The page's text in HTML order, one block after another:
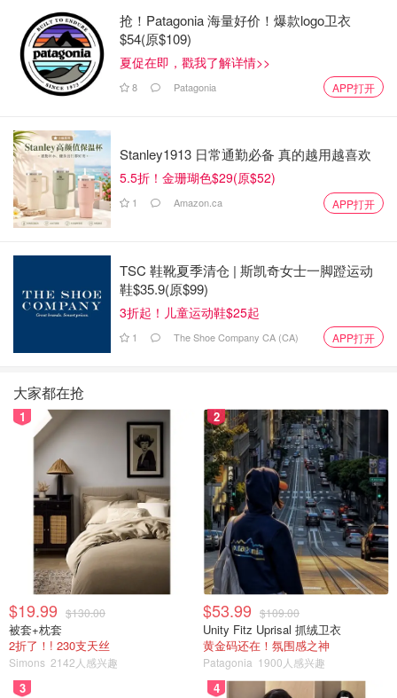
叶子变棕黄，我把棕色叶子剪掉了。这个又叫corn plant因
为像玉米杆一样，如果剪掉一个小头泡在水里还会生根，可
以再种在土里，这个就是我重新种的。叶子太多了我没一个
一个擦过，基本就是放在浴室里和我一起冲个澡，满足了去
抢！Patagonia 海量好价！爆款logo卫衣
$54(原$109)
夏促在即，戳我了解详情>>
8 Patagonia APP打开
Stanley1913 日常通勤必备 真的越用越喜欢
5.5折！金珊瑚色$29(原$52)
1 Amazon.ca APP打开
TSC 鞋靴夏季清仓 | 斯凯奇女士一脚蹬运动
鞋$35.9(原$99)
3折起！儿童运动鞋$25起
1 The Shoe Company CA (CA) APP打开
大家都在抢
1
$19.99 $130.00
被套+枕套
2折了！! 230支天丝
Simons 2142人感兴趣
2
$53.99 $109.00
Unity Fitz Uprisal 抓绒卫衣
黄金码还在！氛围感之神
Patagonia 1900人感兴趣
3 4